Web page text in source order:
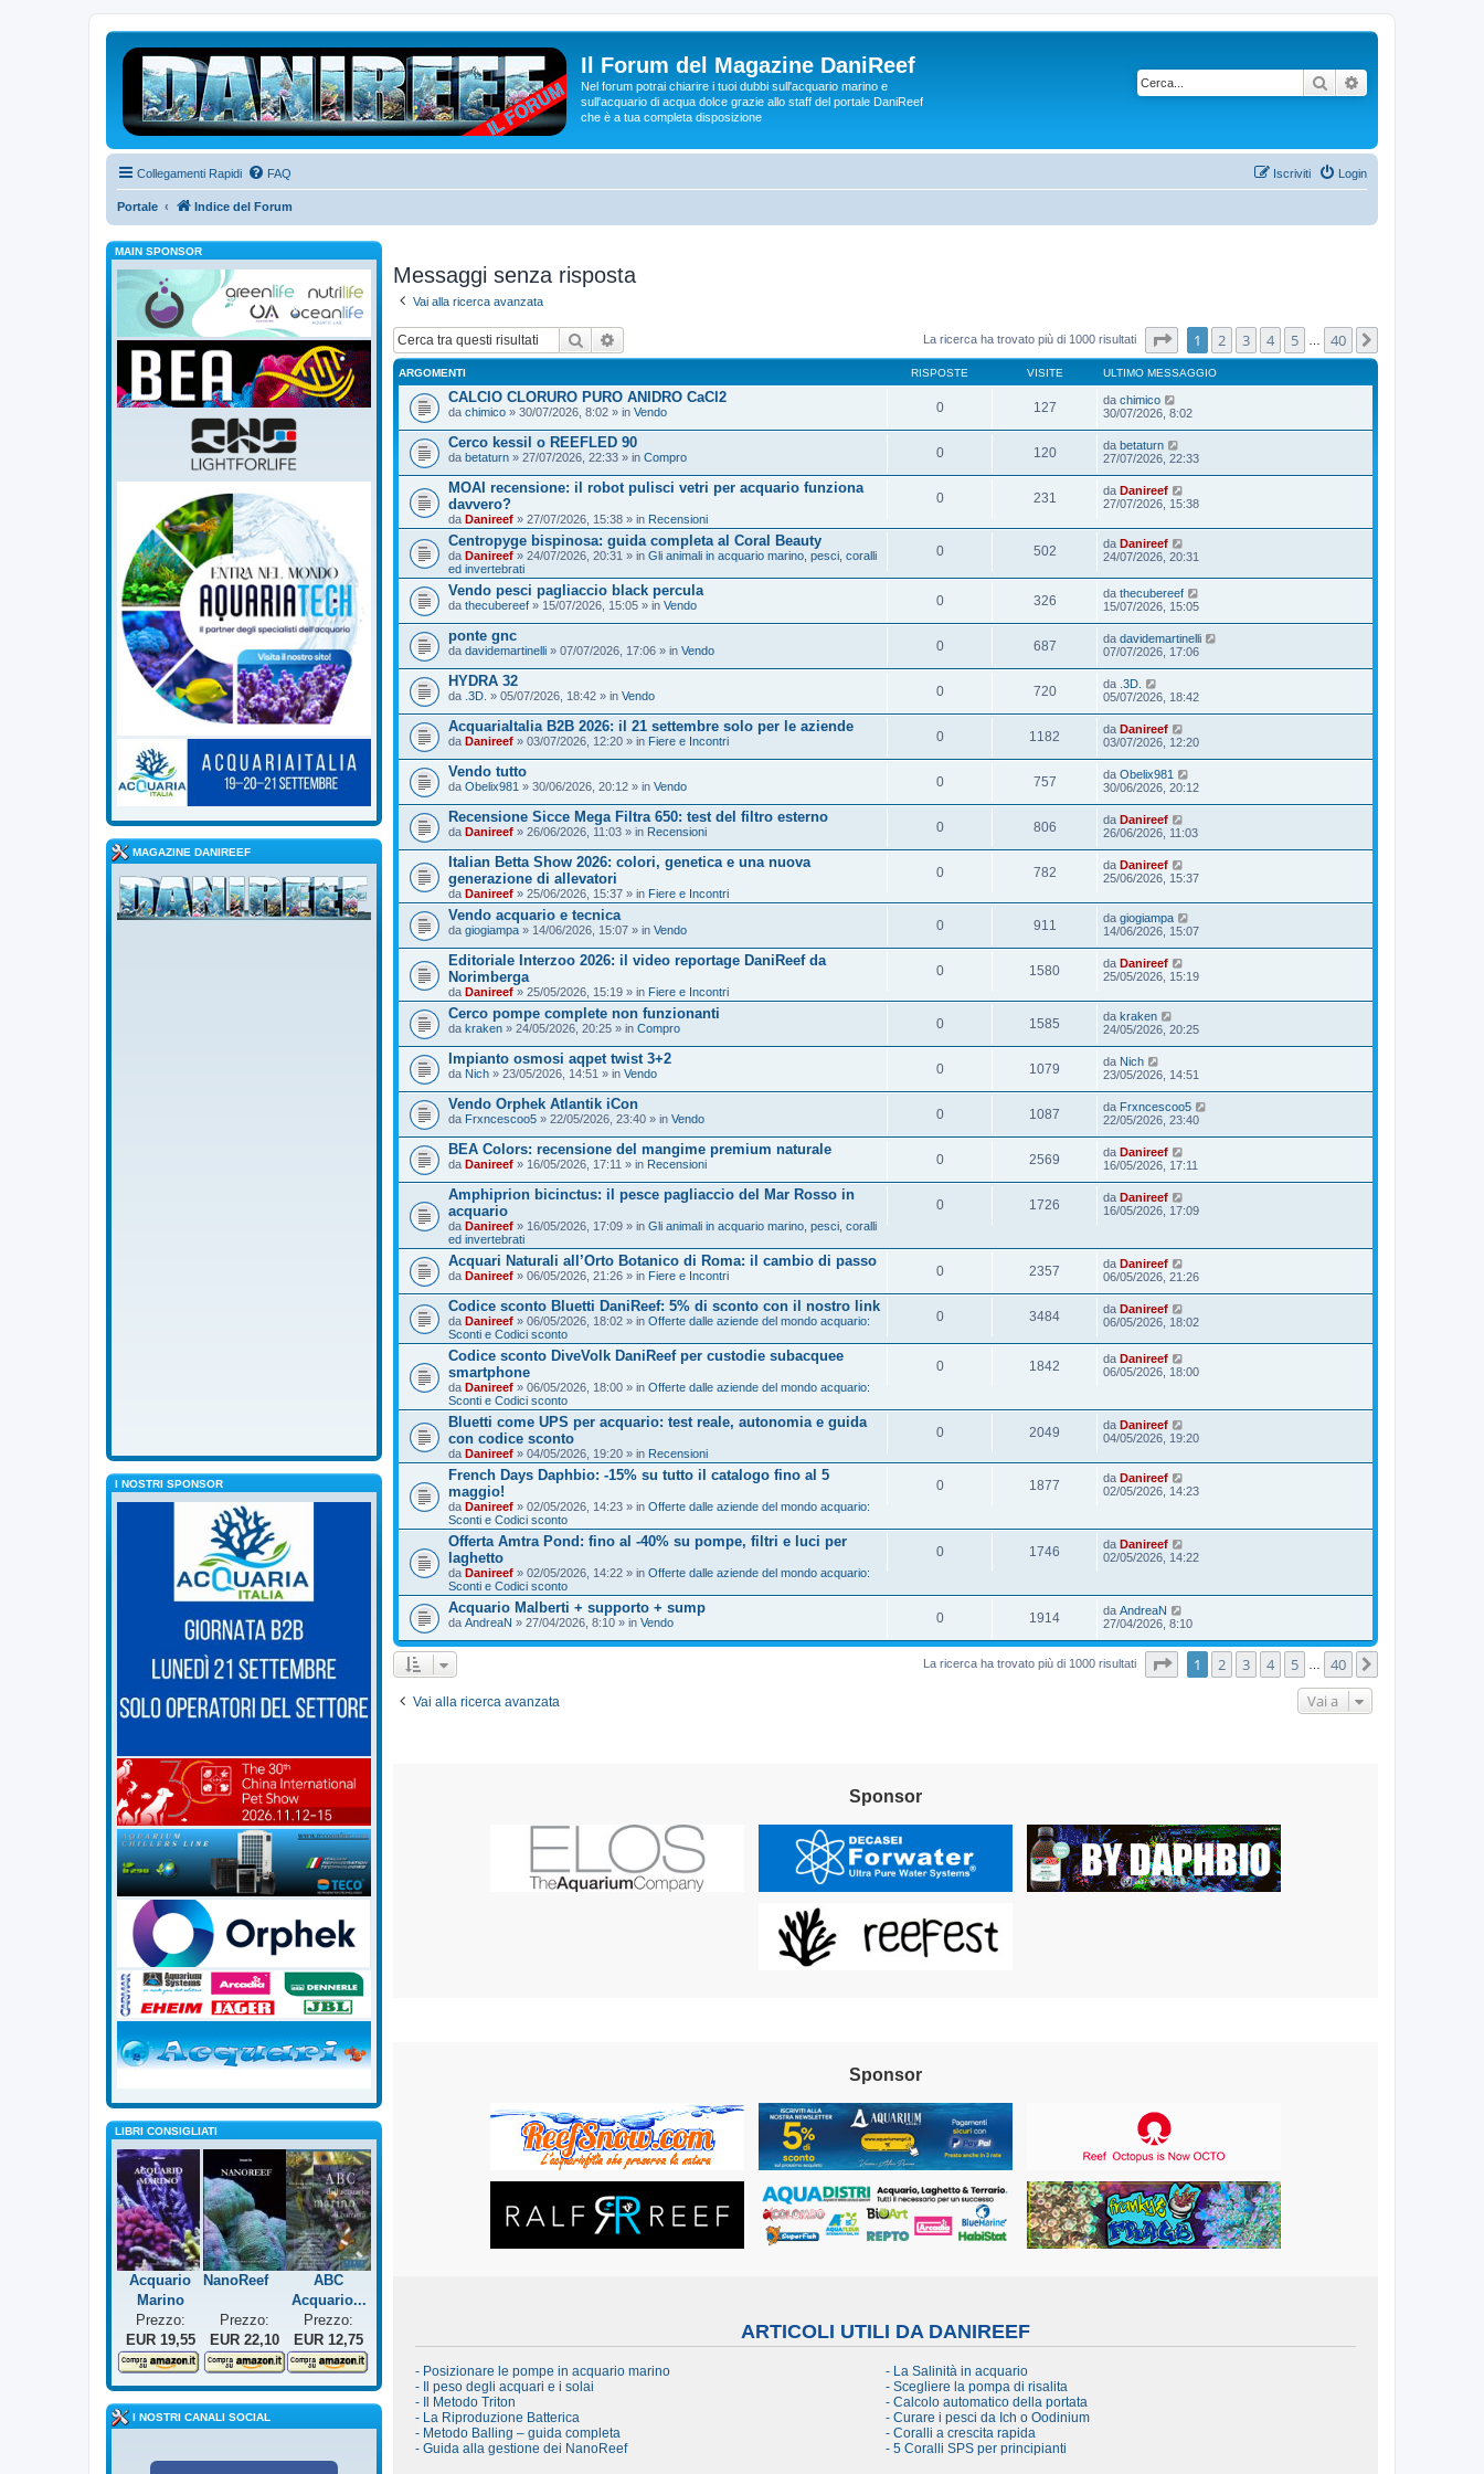
Il Forum del Magazine DaniReef
Nel forum potrai chiarire i tuoi dubbi sull'acquario marino e
sull'acquario di acqua dolce grazie allo staff del portale DaniReef
che è a tua completa disposizione
Cerca
Collegamenti Rapidi FAQ Login
Iscriviti
Portale Indice del Forum
Messaggi senza risposta
Vai alla ricerca avanzata
Cerca La ricerca ha trovato più di 1000 risultati Pagina1 di40
1 2 3 4 5 40
ARGOMENTI RISPOSTE VISITE ULTIMO MESSAGGIO
CALCIO CLORURO PURO ANIDRO CaCl2
da chimico » 30/07/2026, 8:02 » in Vendo 0 127 da chimico
30/07/2026, 8:02
Cerco kessil o REEFLED 90
da betaturn » 27/07/2026, 22:33 » in Compro 0 120 da betaturn
27/07/2026, 22:33
MOAI recensione: il robot pulisci vetri per acquario funziona
davvero?
da Danireef » 27/07/2026, 15:38 » in Recensioni
0 231 da Danireef
27/07/2026, 15:38
Centropyge bispinosa: guida completa al Coral Beauty
da Danireef » 24/07/2026, 20:31 » in Gli animali in acquario marino, pesci, coralli
ed invertebrati
0 502 da Danireef
24/07/2026, 20:31
Vendo pesci pagliaccio black percula
da thecubereef » 15/07/2026, 15:05 » in Vendo 0 326 da thecubereef
15/07/2026, 15:05
ponte gnc
da davidemartinelli » 07/07/2026, 17:06 » in Vendo 0 687 da davidemartinelli
07/07/2026, 17:06
HYDRA 32
da .3D. » 05/07/2026, 18:42 » in Vendo 0 720 da .3D.
05/07/2026, 18:42
AcquariaItalia B2B 2026: il 21 settembre solo per le aziende
da Danireef » 03/07/2026, 12:20 » in Fiere e Incontri 0 1182 da Danireef
03/07/2026, 12:20
Vendo tutto
da Obelix981 » 30/06/2026, 20:12 » in Vendo 0 757 da Obelix981
30/06/2026, 20:12
Recensione Sicce Mega Filtra 650: test del filtro esterno
da Danireef » 26/06/2026, 11:03 » in Recensioni 0 806 da Danireef
26/06/2026, 11:03
Italian Betta Show 2026: colori, genetica e una nuova
generazione di allevatori
da Danireef » 25/06/2026, 15:37 » in Fiere e Incontri
0 782 da Danireef
25/06/2026, 15:37
Vendo acquario e tecnica
da giogiampa » 14/06/2026, 15:07 » in Vendo 0 911 da giogiampa
14/06/2026, 15:07
Editoriale Interzoo 2026: il video reportage DaniReef da
Norimberga
da Danireef » 25/05/2026, 15:19 » in Fiere e Incontri
0 1580 da Danireef
25/05/2026, 15:19
Cerco pompe complete non funzionanti
da kraken » 24/05/2026, 20:25 » in Compro 0 1585 da kraken
24/05/2026, 20:25
Impianto osmosi aqpet twist 3+2
da Nich » 23/05/2026, 14:51 » in Vendo 0 1079 da Nich
23/05/2026, 14:51
Vendo Orphek Atlantik iCon
da Frxncescoo5 » 22/05/2026, 23:40 » in Vendo 0 1087 da Frxncescoo5
22/05/2026, 23:40
BEA Colors: recensione del mangime premium naturale
da Danireef » 16/05/2026, 17:11 » in Recensioni 0 2569 da Danireef
16/05/2026, 17:11
Amphiprion bicinctus: il pesce pagliaccio del Mar Rosso in
acquario
da Danireef » 16/05/2026, 17:09 » in Gli animali in acquario marino, pesci, coralli
ed invertebrati
0 1726 da Danireef
16/05/2026, 17:09
Acquari Naturali all’Orto Botanico di Roma: il cambio di passo
da Danireef » 06/05/2026, 21:26 » in Fiere e Incontri 0 2357 da Danireef
06/05/2026, 21:26
Codice sconto Bluetti DaniReef: 5% di sconto con il nostro link
da Danireef » 06/05/2026, 18:02 » in Offerte dalle aziende del mondo acquario:
Sconti e Codici sconto
0 3484 da Danireef
06/05/2026, 18:02
Codice sconto DiveVolk DaniReef per custodie subacquee
smartphone
da Danireef » 06/05/2026, 18:00 » in Offerte dalle aziende del mondo acquario:
Sconti e Codici sconto
0 1842 da Danireef
06/05/2026, 18:00
Bluetti come UPS per acquario: test reale, autonomia e guida
con codice sconto
da Danireef » 04/05/2026, 19:20 » in Recensioni
0 2049 da Danireef
04/05/2026, 19:20
French Days Daphbio: -15% su tutto il catalogo fino al 5
maggio!
da Danireef » 02/05/2026, 14:23 » in Offerte dalle aziende del mondo acquario:
Sconti e Codici sconto
0 1877 da Danireef
02/05/2026, 14:23
Offerta Amtra Pond: fino al -40% su pompe, filtri e luci per
laghetto
da Danireef » 02/05/2026, 14:22 » in Offerte dalle aziende del mondo acquario:
Sconti e Codici sconto
0 1746 da Danireef
02/05/2026, 14:22
Acquario Malberti + supporto + sump
da AndreaN » 27/04/2026, 8:10 » in Vendo 0 1914 da AndreaN
27/04/2026, 8:10
La ricerca ha trovato più di 1000 risultati Pagina1 di40
1 2 3 4 5 40
Vai alla ricerca avanzata Vai a
Sponsor
Sponsor
ARTICOLI UTILI DA DANIREEF
- Posizionare le pompe in acquario marino
- Il peso degli acquari e i solai
- Il Metodo Triton
- La Riproduzione Batterica
- Metodo Balling – guida completa
- Guida alla gestione dei NanoReef
- La Salinità in acquario
- Scegliere la pompa di risalita
- Calcolo automatico della portata
- Curare i pesci da Ich o Oodinium
- Coralli a crescita rapida
- 5 Coralli SPS per principianti
MAIN SPONSOR
MAGAZINE DANIREEF
I NOSTRI SPONSOR
LIBRI CONSIGLIATI
Acquario
Marino
NanoReef
ABC
Acquario...
Prezzo:
EUR 19,55
Prezzo:
EUR 22,10
Prezzo:
EUR 12,75
I NOSTRI CANALI SOCIAL